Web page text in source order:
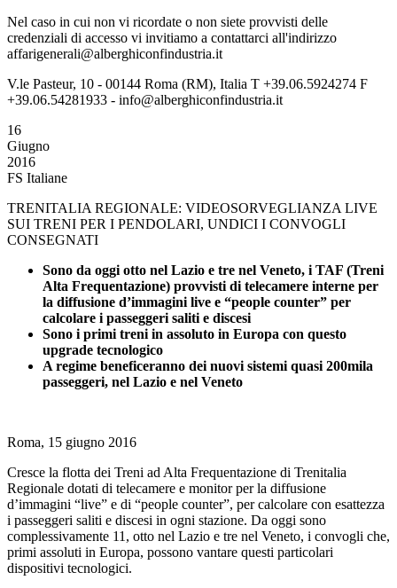
Nel caso in cui non vi ricordate o non siete provvisti delle
credenziali di accesso vi invitiamo a contattarci all'indirizzo
affarigenerali@alberghiconfindustria.it
V.le Pasteur, 10 - 00144 Roma (RM), Italia T +39.06.5924274 F
+39.06.54281933 - info@alberghiconfindustria.it
16
Giugno
2016
FS Italiane
TRENITALIA REGIONALE: VIDEOSORVEGLIANZA LIVE
SUI TRENI PER I PENDOLARI, UNDICI I CONVOGLI
CONSEGNATI
Sono da oggi otto nel Lazio e tre nel Veneto, i TAF (Treni
Alta Frequentazione) provvisti di telecamere interne per
la diffusione d’immagini live e “people counter” per
calcolare i passeggeri saliti e discesi
Sono i primi treni in assoluto in Europa con questo
upgrade tecnologico
A regime beneficeranno dei nuovi sistemi quasi 200mila
passeggeri, nel Lazio e nel Veneto
Roma, 15 giugno 2016
Cresce la flotta dei Treni ad Alta Frequentazione di Trenitalia
Regionale dotati di telecamere e monitor per la diffusione
d’immagini “live” e di “people counter”, per calcolare con esattezza
i passeggeri saliti e discesi in ogni stazione. Da oggi sono
complessivamente 11, otto nel Lazio e tre nel Veneto, i convogli che,
primi assoluti in Europa, possono vantare questi particolari
dispositivi tecnologici.